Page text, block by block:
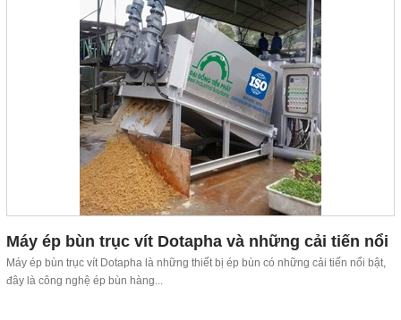
Máy ép bùn trục vít Dotapha và những cải tiến nổi
bật
Máy ép bùn trục vít Dotapha là những thiết bị ép bùn có những cải tiến nổi bật,
đây là công nghệ ép bùn hàng...